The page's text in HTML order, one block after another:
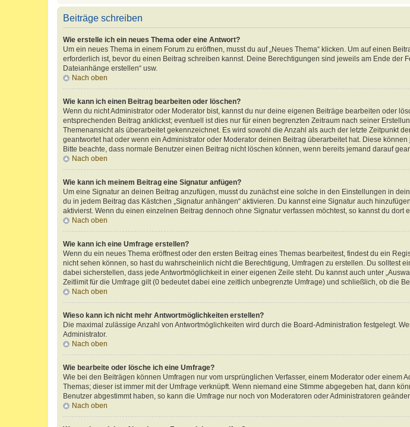
Beiträge schreiben
Wie erstelle ich ein neues Thema oder eine Antwort?
Um ein neues Thema in einem Forum zu eröffnen, musst du auf „Neues Thema“ klicken. Um auf einen
erforderlich ist, bevor du einen Beitrag schreiben kannst. Deine Berechtigungen sind jeweils am Ende der
Dateianhänge erstellen“ usw.
Nach oben
Wie kann ich einen Beitrag bearbeiten oder löschen?
Wenn du nicht Administrator oder Moderator bist, kannst du nur deine eigenen Beiträge bearbeiten oder
entsprechenden Beitrag anklickst; eventuell ist dies nur für einen begrenzten Zeitraum nach seiner
Themenansicht als überarbeitet gekennzeichnet. Es wird sowohl die Anzahl als auch der letzte Zeitpunkt
geantwortet hat oder wenn ein Administrator oder Moderator deinen Beitrag überarbeitet hat. Diese
Bitte beachte, dass normale Benutzer einen Beitrag nicht löschen können, wenn bereits jemand darauf
Nach oben
Wie kann ich meinem Beitrag eine Signatur anfügen?
Um eine Signatur an deinen Beitrag anzufügen, musst du zunächst eine solche in den Einstellungen in
du in jedem Beitrag das Kästchen „Signatur anhängen“ aktivieren. Du kannst eine Signatur auch
aktivierst. Wenn du einen einzelnen Beitrag dennoch ohne Signatur verfassen möchtest, so kannst du
Nach oben
Wie kann ich eine Umfrage erstellen?
Wenn du ein neues Thema eröffnest oder den ersten Beitrag eines Themas bearbeitest, findest du ein
nicht sehen können, so hast du wahrscheinlich nicht die Berechtigung, Umfragen zu erstellen. Du solltest
dabei sicherstellen, dass jede Antwortmöglichkeit in einer eigenen Zeile steht. Du kannst auch unter
Zeitlimit für die Umfrage gilt (0 bedeutet dabei eine zeitlich unbegrenzte Umfrage) und schließlich, ob die
Nach oben
Wieso kann ich nicht mehr Antwortmöglichkeiten erstellen?
Die maximal zulässige Anzahl von Antwortmöglichkeiten wird durch die Board-Administration festgelegt.
Administrator.
Nach oben
Wie bearbeite oder lösche ich eine Umfrage?
Wie bei den Beiträgen können Umfragen nur vom ursprünglichen Verfasser, einem Moderator oder
Themas; dieser ist immer mit der Umfrage verknüpft. Wenn niemand eine Stimme abgegeben hat, dann
Benutzer abgestimmt haben, so kann die Umfrage nur noch von Moderatoren oder Administratoren
Nach oben